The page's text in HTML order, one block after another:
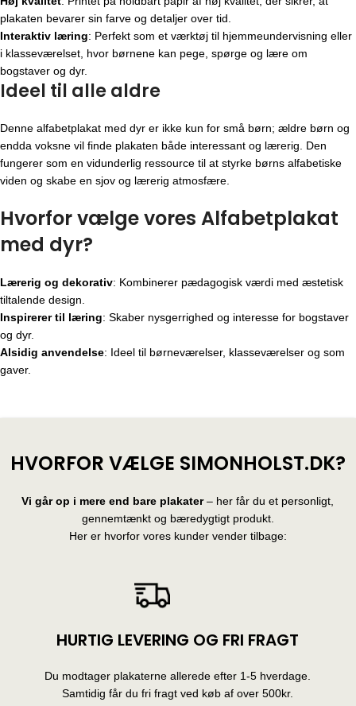
plakaten bevarer sin farve og detaljer over tid.
Interaktiv læring: Perfekt som et værktøj til hjemmeundervisning eller
i klasseværelset, hvor børnene kan pege, spørge og lære om
bogstaver og dyr.
Ideel til alle aldre
Denne alfabetplakat med dyr er ikke kun for små børn; ældre børn og
endda voksne vil finde plakaten både interessant og lærerig. Den
fungerer som en vidunderlig ressource til at styrke børns alfabetiske
viden og skabe en sjov og lærerig atmosfære.
Hvorfor vælge vores Alfabetplakat
med dyr?
Lærerig og dekorativ: Kombinerer pædagogisk værdi med æstetisk
tiltalende design.
Inspirerer til læring: Skaber nysgerrighed og interesse for bogstaver
og dyr.
Alsidig anvendelse: Ideel til børneværelser, klasseværelser og som
gaver.
HVORFOR VÆLGE SIMONHOLST.DK?
Vi går op i mere end bare plakater– her får du et personligt,
gennemtænkt og bæredygtigt produkt.
Her er hvorfor vores kunder vender tilbage:
HURTIG LEVERING OG FRI FRAGT
Du modtager plakaterne allerede efter 1-5 hverdage.
Samtidig får du fri fragt ved køb af over 500kr.